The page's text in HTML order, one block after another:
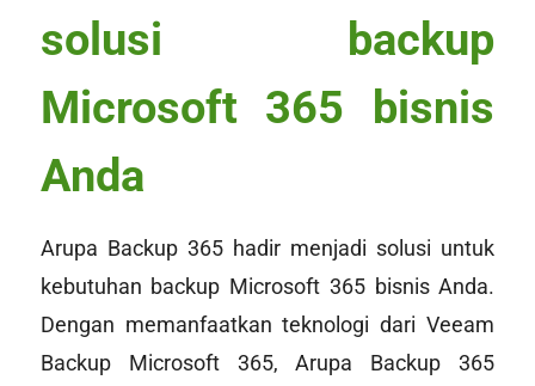
solusi backup
Microsoft 365 bisnis
Anda
Arupa Backup 365 hadir menjadi solusi untuk
kebutuhan backup Microsoft 365 bisnis Anda.
Dengan memanfaatkan teknologi dari Veeam
Backup Microsoft 365, Arupa Backup 365